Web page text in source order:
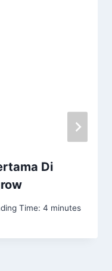
Di
Time: 4 minutes